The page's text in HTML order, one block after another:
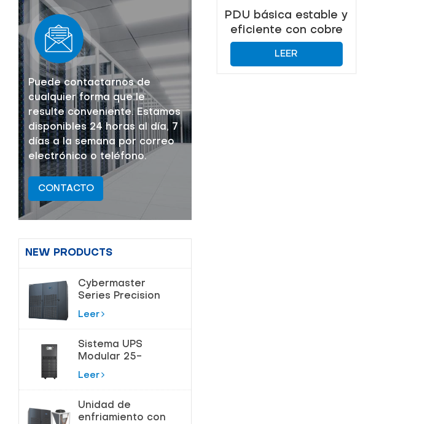
Puede contactarnos de
cualquier forma que le
resulte conveniente. Estamos
disponibles 24 horas al día, 7
días a la semana por correo
electrónico o teléfono.
CONTACTO
NEW PRODUCTS
Cybermaster
Series Precision
Air
Leer
Sistema UPS
Modular 25-
180kVA para
Leer
Unidad de
enfriamiento con
PDU básica estable y
eficiente con cobre
de alta pureza para
centros de datos
LEER